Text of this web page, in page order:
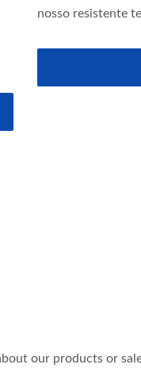
nosso resistente